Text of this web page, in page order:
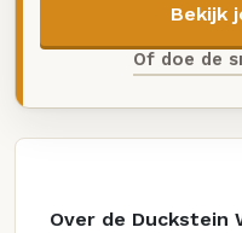
Bekijk
Of doe de
Over de Duckstein